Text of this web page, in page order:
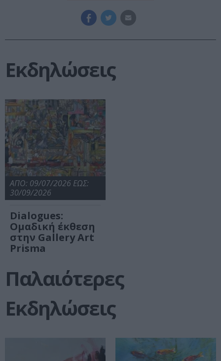
Εκδηλώσεις
ΑΠΟ: 09/07/2026 ΕΩΣ:
30/09/2026
Dialogues:
Ομαδική έκθεση
στην Gallery Art
Prisma
Παλαιότερες
Εκδηλώσεις